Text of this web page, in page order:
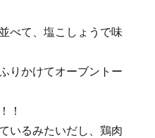
べて、塩こしょうで味
りかけてオーブントー
！
いるみたいだし、鶏肉